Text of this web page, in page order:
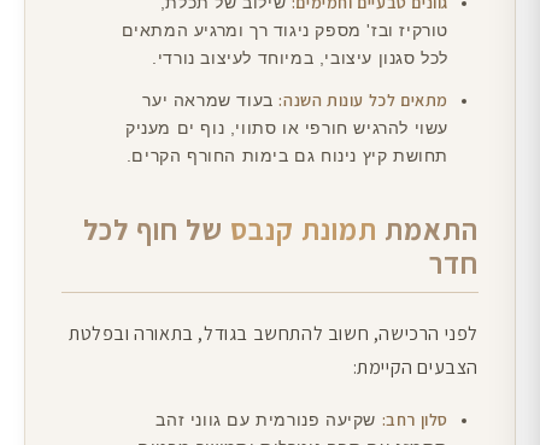
טורקיז ובז' מספק ניגוד רך ומרגיע המתאים
לכל סגנון עיצובי, במיוחד לעיצוב נורדי.
מתאים לכל עונות השנה:בעוד שמראה יער
עשוי להרגיש חורפי או סתווי, נוף ים מעניק
תחושת קיץ נינוח גם בימות החורף הקרים.
התאמת תמונת קנבס של חוף לכל
חדר
לפני הרכישה, חשוב להתחשב בגודל, בתאורה ובפלטת
הצבעים הקיימת:
סלון רחב: שקיעה פנורמית עם גווני זהב